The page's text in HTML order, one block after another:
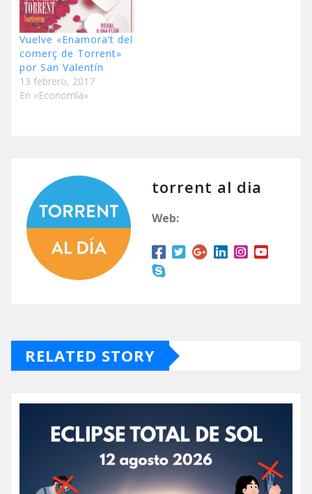
Vuelve «Enamora’t del
comerç de Torrent»
por San Valentín
13 febrero, 2017
En «Economía»
torrent al dia
Web:
RELATED STORY